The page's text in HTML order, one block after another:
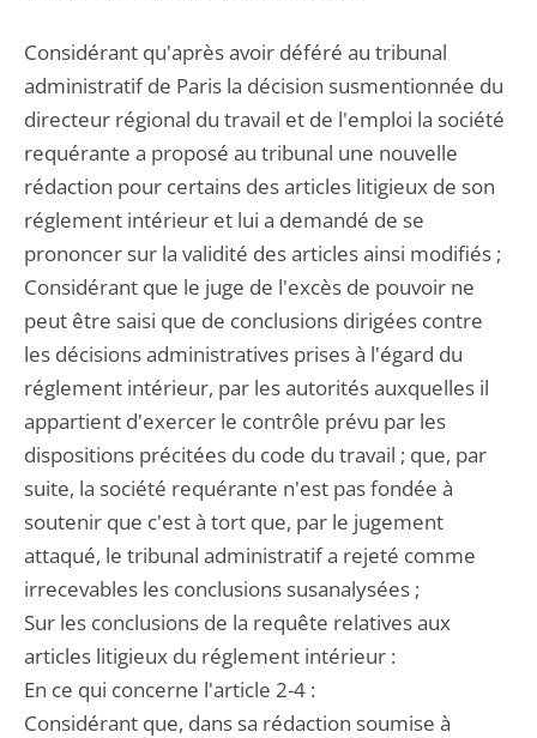
Considérant qu'après avoir déféré au tribunal
administratif de Paris la décision susmentionnée du
directeur régional du travail et de l'emploi la société
requérante a proposé au tribunal une nouvelle
rédaction pour certains des articles litigieux de son
réglement intérieur et lui a demandé de se
prononcer sur la validité des articles ainsi modifiés ;
Considérant que le juge de l'excès de pouvoir ne
peut être saisi que de conclusions dirigées contre
les décisions administratives prises à l'égard du
réglement intérieur, par les autorités auxquelles il
appartient d'exercer le contrôle prévu par les
dispositions précitées du code du travail ; que, par
suite, la société requérante n'est pas fondée à
soutenir que c'est à tort que, par le jugement
attaqué, le tribunal administratif a rejeté comme
irrecevables les conclusions susanalysées ;
Sur les conclusions de la requête relatives aux
articles litigieux du réglement intérieur :
En ce qui concerne l'article 2-4 :
Considérant que, dans sa rédaction soumise à